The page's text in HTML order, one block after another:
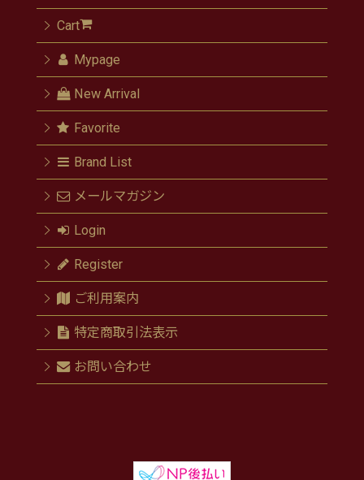
Cart
Mypage
New Arrival
Favorite
Brand List
メールマガジン
Login
Register
ご利用案内
特定商取引法表示
お問い合わせ